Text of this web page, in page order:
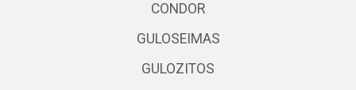
CONDOR
GULOSEIMAS
GULOZITOS